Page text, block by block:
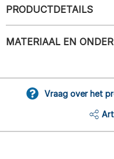
PRODUCTDETAILS
MATERIAAL EN
Vraag over het